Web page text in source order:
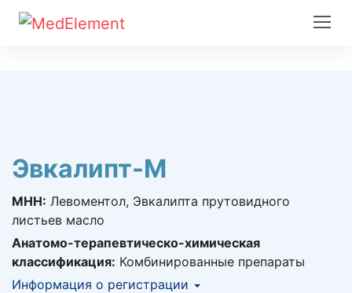
Эвкалипт-М
МНН: Левоментол, Эвкалипта прутовидного
листьев масло
Анатомо-терапевтическо-химическая
классификация: Комбинированные препараты
Информация о регистрации